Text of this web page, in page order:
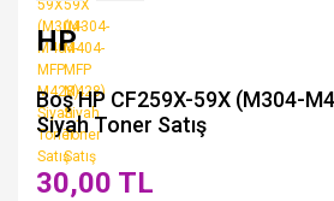
HP
Boş HP CF259X-59X (M304-
Siyah Toner Satış
30,00 TL